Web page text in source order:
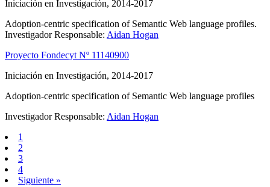
Iniciación en Investigación, 2014-2017
Adoption-centric specification of Semantic Web language profiles.
Investigador Responsable: Aidan Hogan
Proyecto Fondecyt Nº 11140900
Iniciación en Investigación, 2014-2017
Adoption-centric specification of Semantic Web language profiles
Investigador Responsable: Aidan Hogan
1
2
3
4
Siguiente »